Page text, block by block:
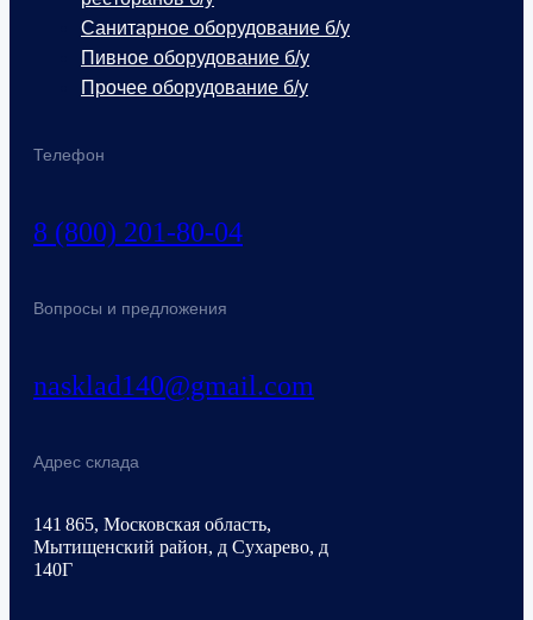
Телефон
8 (800) 201-80-04
Вопросы и предложения
nasklad140@gmail.com
Адрес склада
141 865, Московская область,
Мытищенский район, д Сухарево, д
140Г
Санитарное оборудование б/у
Пивное оборудование б/у
Прочее оборудование б/у